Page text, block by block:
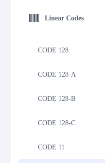
Linear Codes
CODE 128
CODE 128-A
CODE 128-B
CODE 128-C
CODE 11